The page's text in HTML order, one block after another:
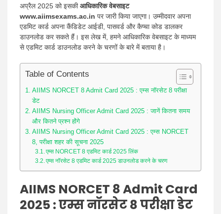
अप्रैल 2025 को इसकीआधिकारिक वेबसाइट
www.aiimsexams.ac.in पर जारी किया जाएगा। उम्मीदवार अपना
एडमिट कार्ड अपना कैंडिडेट आईडी, पासवर्ड और कैप्चा कोड डालकर
डाउनलोड कर सकते हैं। इस लेख में, हमने आधिकारिक वेबसाइट के माध्यम
से एडमिट कार्ड डाउनलोड करने के चरणों के बारे में बताया है।
Table of Contents
AIIMS NORCET 8 Admit Card 2025 : एम्स नॉरसेट 8 परीक्षा
डेट
AIIMS Nursing Officer Admit Card 2025 : जानें कितना समय
और कितने प्रश्न होंगे
AIIMS Nursing Officer Admit Card 2025 : एम्स NORCET
8, परीक्षा शहर की सूचना 2025
एम्स NORCET 8 एडमिट कार्ड 2025 लिंक
एम्स नॉरसेट 8 एडमिट कार्ड 2025 डाउनलोड करने के चरण
AIIMS NORCET 8 Admit Card
2025 : एम्स नॉरसेट 8 परीक्षा डेट